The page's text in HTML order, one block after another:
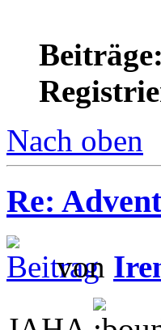
Beiträge:
Nach oben
Re:
von